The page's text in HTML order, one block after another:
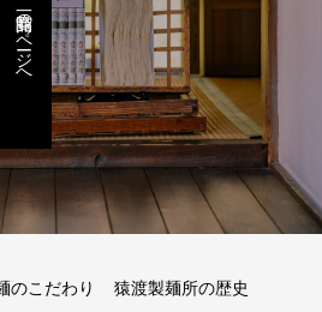
商品一覧のページへ
のこだわり 猿渡製麺所の歴史